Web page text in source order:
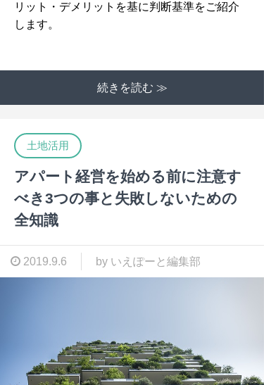
リット・デメリットを基に判断基準をご紹介
します。
続きを読む ≫
土地活用
アパート経営を始める前に注意す
べき3つの事と失敗しないための
全知識
2019.9.6 by いえぽーと編集部